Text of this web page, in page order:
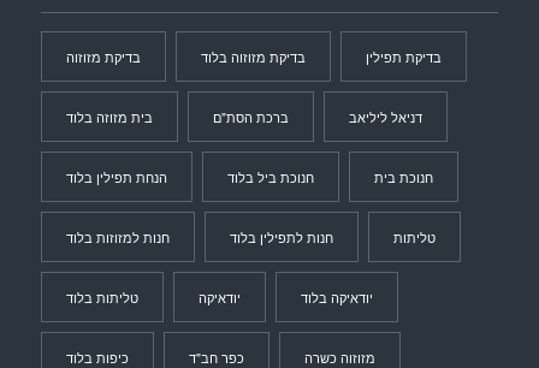
בדיקת מזוזוה בדיקת מזוזוה בלוד בדיקת תפילין
בית מזוזה בלוד ברכת הסת"ם דניאל ליליאב
הנחת תפילין בלוד חנוכת ביל בלוד חנוכת בית
חנות למזוזות בלוד חנות לתפילין בלוד טליתות
טליתות בלוד יודאיקה יודאיקה בלוד
כיפות בלוד כפר חב"ד מזוזוה כשרה